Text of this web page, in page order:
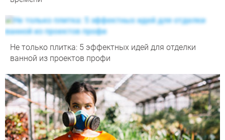
Не только плитка: 5 эффектных идей для отделки
ванной из проектов профи